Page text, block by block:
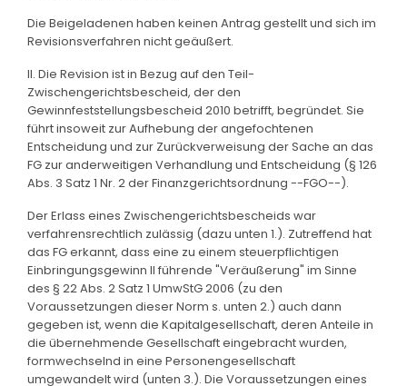
Die Beigeladenen haben keinen Antrag gestellt und sich im
Revisionsverfahren nicht geäußert.
II. Die Revision ist in Bezug auf den Teil-
Zwischengerichtsbescheid, der den
Gewinnfeststellungsbescheid 2010 betrifft, begründet. Sie
führt insoweit zur Aufhebung der angefochtenen
Entscheidung und zur Zurückverweisung der Sache an das
FG zur anderweitigen Verhandlung und Entscheidung (§ 126
Abs. 3 Satz 1 Nr. 2 der Finanzgerichtsordnung --FGO--).
Der Erlass eines Zwischengerichtsbescheids war
verfahrensrechtlich zulässig (dazu unten 1.). Zutreffend hat
das FG erkannt, dass eine zu einem steuerpflichtigen
Einbringungsgewinn II führende "Veräußerung" im Sinne
des § 22 Abs. 2 Satz 1 UmwStG 2006 (zu den
Voraussetzungen dieser Norm s. unten 2.) auch dann
gegeben ist, wenn die Kapitalgesellschaft, deren Anteile in
die übernehmende Gesellschaft eingebracht wurden,
formwechselnd in eine Personengesellschaft
umgewandelt wird (unten 3.). Die Voraussetzungen eines